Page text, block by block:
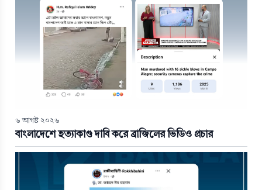
৬ আগস্ট ২০২৬
বাংলাদেশে হত্যাকাণ্ড দাবি করে ব্রাজিলের ভিডিও প্রচার